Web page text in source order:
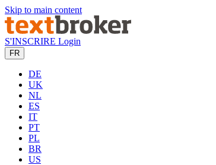
Skip to main content
S'INSCRIRE Login
FR
DE
UK
NL
ES
IT
PT
PL
BR
US